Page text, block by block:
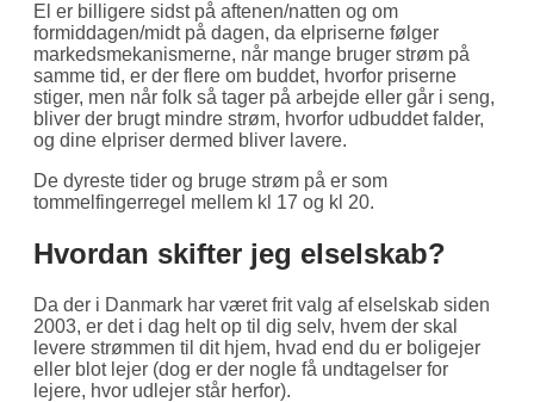
El er billigere sidst på aftenen/natten og om
formiddagen/midt på dagen, da elpriserne følger
markedsmekanismerne, når mange bruger strøm på
samme tid, er der flere om buddet, hvorfor priserne
stiger, men når folk så tager på arbejde eller går i seng,
bliver der brugt mindre strøm, hvorfor udbuddet falder,
og dine elpriser dermed bliver lavere.
De dyreste tider og bruge strøm på er som
tommelfingerregel mellem kl 17 og kl 20.
Hvordan skifter jeg elselskab?
Da der i Danmark har været frit valg af elselskab siden
2003, er det i dag helt op til dig selv, hvem der skal
levere strømmen til dit hjem, hvad end du er boligejer
eller blot lejer (dog er der nogle få undtagelser for
lejere, hvor udlejer står herfor).